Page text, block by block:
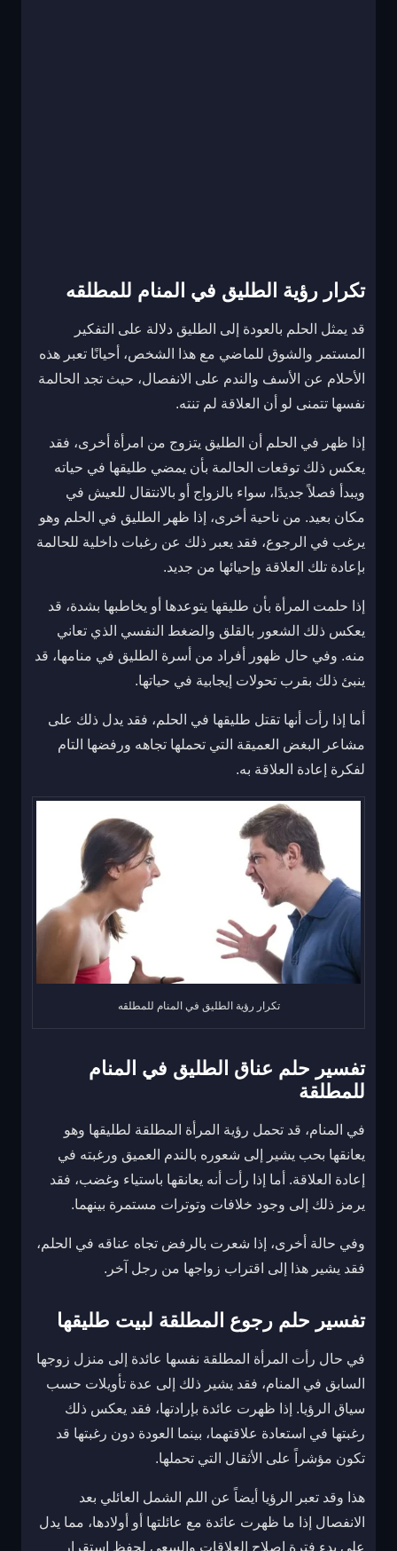
تكرار رؤية الطليق في المنام للمطلقه
قد يمثل الحلم بالعودة إلى الطليق دلالة على التفكير
المستمر والشوق للماضي مع هذا الشخص، أحيانًا تعبر هذه
الأحلام عن الأسف والندم على الانفصال، حيث تجد الحالمة
نفسها تتمنى لو أن العلاقة لم تنته.
إذا ظهر في الحلم أن الطليق يتزوج من امرأة أخرى، فقد
يعكس ذلك توقعات الحالمة بأن يمضي طليقها في حياته
ويبدأ فصلاً جديدًا، سواء بالزواج أو بالانتقال للعيش في
مكان بعيد. من ناحية أخرى، إذا ظهر الطليق في الحلم وهو
يرغب في الرجوع، فقد يعبر ذلك عن رغبات داخلية للحالمة
بإعادة تلك العلاقة وإحيائها من جديد.
إذا حلمت المرأة بأن طليقها يتوعدها أو يخاطبها بشدة، قد
يعكس ذلك الشعور بالقلق والضغط النفسي الذي تعاني
منه. وفي حال ظهور أفراد من أسرة الطليق في منامها، قد
ينبئ ذلك بقرب تحولات إيجابية في حياتها.
أما إذا رأت أنها تقتل طليقها في الحلم، فقد يدل ذلك على
مشاعر البغض العميقة التي تحملها تجاهه ورفضها التام
لفكرة إعادة العلاقة به.
تكرار رؤية الطليق في المنام للمطلقه
تفسير حلم عناق الطليق في المنام
للمطلقة
في المنام، قد تحمل رؤية المرأة المطلقة لطليقها وهو
يعانقها بحب يشير إلى شعوره بالندم العميق ورغبته في
إعادة العلاقة. أما إذا رأت أنه يعانقها باستياء وغضب، فقد
يرمز ذلك إلى وجود خلافات وتوترات مستمرة بينهما.
وفي حالة أخرى، إذا شعرت بالرفض تجاه عناقه في الحلم،
فقد يشير هذا إلى اقتراب زواجها من رجل آخر.
تفسير حلم رجوع المطلقة لبيت طليقها
في حال رأت المرأة المطلقة نفسها عائدة إلى منزل زوجها
السابق في المنام، فقد يشير ذلك إلى عدة تأويلات حسب
سياق الرؤيا. إذا ظهرت عائدة بإرادتها، فقد يعكس ذلك
رغبتها في استعادة علاقتهما، بينما العودة دون رغبتها قد
تكون مؤشراً على الأثقال التي تحملها.
هذا وقد تعبر الرؤيا أيضاً عن اللم الشمل العائلي بعد
الانفصال إذا ما ظهرت عائدة مع عائلتها أو أولادها، مما يدل
على بدء فترة إصلاح العلاقات والسعي لحفظ استقرار